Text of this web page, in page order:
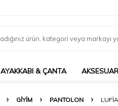
AYAKKABI & ÇANTA AKSESUAR
GIYIM PANTOLON